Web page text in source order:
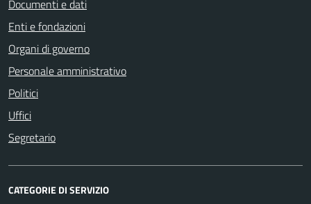
Documenti e dati
Enti e fondazioni
Organi di governo
Personale amministrativo
Politici
Uffici
Segretario
CATEGORIE DI SERVIZIO